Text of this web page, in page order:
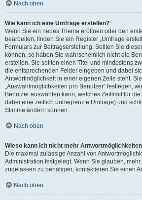
Nach oben
Wie kann ich eine Umfrage erstellen?
Wenn Sie ein neues Thema eröffnen oder den
bearbeiten, finden Sie ein Register „Umfrage
Formulars zur Beitragserstellung. Sollten Sie
können, so haben Sie wahrscheinlich nicht die
erstellen. Sie sollten einen Titel und mindestens
die entsprechenden Felder eingeben und dabei
Antwortmöglichkeit in einer eigenen Zeile steht.
„Auswahlmöglichkeiten pro Benutzer“ festlegen,
Benutzer auswählen kann, welches Zeitlimit für
dabei eine zeitlich unbegrenzte Umfrage) und
Stimme ändern können.
Nach oben
Wieso kann ich nicht mehr
Die maximal zulässige Anzahl von
Administration festgelegt. Wenn Sie glauben,
zugelassen zu benötigen, kontaktieren Sie einen
Nach oben